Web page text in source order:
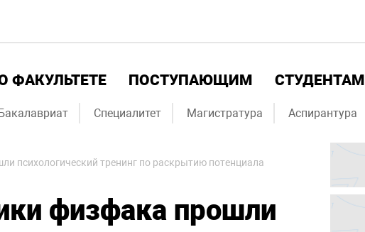
ФАКУЛЬТЕТЕ ПОСТУПАЮЩИМ СТУДЕНТАМ
Специалитет Магистратура Аспирантура
психологический тренинг по раскрытию потенциала
физфака прошли